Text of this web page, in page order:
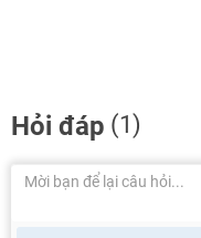
Hỏi đáp (1)